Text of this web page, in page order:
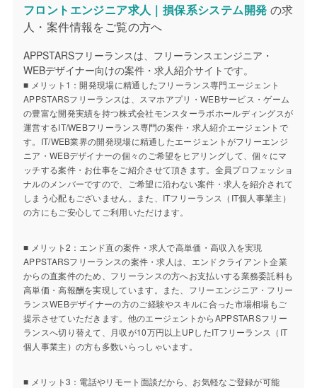
フロントエンジニア求人｜損保系システム開発 の求
人・案件情報をご覧の方へ
APPSTARSフリーランスは、フリーランスエンジニア・
WEBデザイナー向けの案件・求人紹介サイトです。
■ メリット1：開発現場に精通したフリーランス専門エージェント
APPSTARSフリーランスは、スマホアプリ・WEBサービス・ゲーム
の豊富な開発実績を持つ株式会社モンスターラボホールディングスが
運営するIT/WEBフリーランス専門の案件・求人紹介エージェントで
す。IT/WEB業界の開発現場に精通したエージェントがフリーエンジ
ニア・WEBデザイナーの個々のご希望をヒアリングして、個々にマ
ッチする案件・お仕事をご紹介させて頂きます。全員プロフェッショ
ナルのメンバーですので、ご希望に沿わない案件・求人を紹介されて
しまう心配もございません。また、ITフリーランス（IT個人事業主）
の方にもご安心してご利用いただけます。
■ メリット2：エンド直の案件・求人で高単価・高収入を実現
APPSTARSフリーランスの案件・求人は、エンドクライアント企業
からの直案件のため、フリーランスの方へお支払いする業務委託料も
高単価・高報酬を実現しています。また、フリーエンジニア・フリー
ランスWEBデザイナーの方のご経験やスキルに合った市場相場もご
提示させていただきます。他のエージェントからAPPSTARSフリー
ランスへ切り替えて、月収が10万円以上UPしたITフリーランス（IT
個人事業主）の方も多数いらっしゃいます。
■ メリット3：電話やリモート面談だから、お気軽なご登録が可能